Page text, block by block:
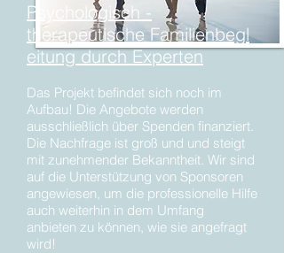
Psychologisch -
therapeutische Familienbegl
eitung durch Experten
Das Projekt befindet sich noch im
Aufbau! Die Angebote werden
ausschließlich über Spenden finanziert.
Die Nachfrage ist groß und und steigt
mit zunehmender Bekanntheit. Wir sind
auf die Unterstützung von Sponsoren
angewiesen, um die professionelle Hilfe
auch weiterhin in dem Umfang
anbieten zu können, wie sie angefragt
wird!